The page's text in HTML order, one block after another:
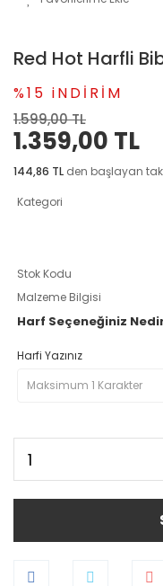
Red Hot Harfli
%15 iNDİRİM
1.599,00 TL
1.359,00 TL
144,86 TL den başlayan
Kategori
Stok Kodu
Malzeme Bilgisi
Harf Seçeneğiniz
Harfi Yazınız